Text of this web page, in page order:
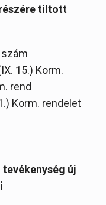
tiltott
szám
15.) Korm.
rend
Korm. rendelet
új